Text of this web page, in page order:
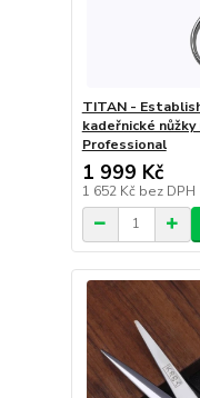
TITAN -
kadeřnické nůžky
Professional
1 999 Kč
1 652 Kč bez DPH